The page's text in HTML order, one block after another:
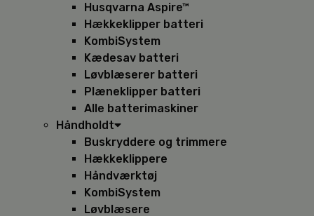
Husqvarna Aspire™
Hækkeklipper batteri
KombiSystem
Kædesav batteri
Løvblæserer batteri
Plæneklipper batteri
Alle batterimaskiner
Håndholdt
Buskryddere og trimmere
Hækkeklippere
Håndværktøj
KombiSystem
Løvblæsere